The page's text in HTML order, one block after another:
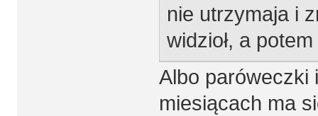
nie utrzymaja i
widzioł, a
Albo paróweczki
miesiącach ma